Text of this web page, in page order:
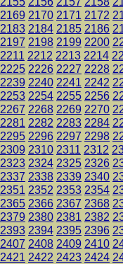
2169 2170 2171 2172
2183 2184 2185 2186
2197 2198 2199 2200
2211 2212 2213 2214
2225 2226 2227 2228
2239 2240 2241 2242
2253 2254 2255 2256
2267 2268 2269 2270
2281 2282 2283 2284
2295 2296 2297 2298
2309 2310 2311 2312
2323 2324 2325 2326
2337 2338 2339 2340
2351 2352 2353 2354
2365 2366 2367 2368
2379 2380 2381 2382
2393 2394 2395 2396
2407 2408 2409 2410
2421 2422 2423 2424